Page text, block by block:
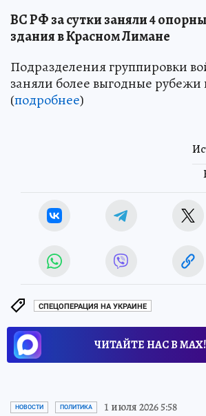
ВС РФ за сутки заняли 4
здания в Красном Лимане
Подразделения группировки
заняли более выгодные
(подробнее)
СПЕЦОПЕРАЦИЯ НА УКРАИНЕ
ЧИТАЙТЕ НАС В МАХ!
НОВОСТИ ПОЛИТИКА 1 июля 2026 5:58